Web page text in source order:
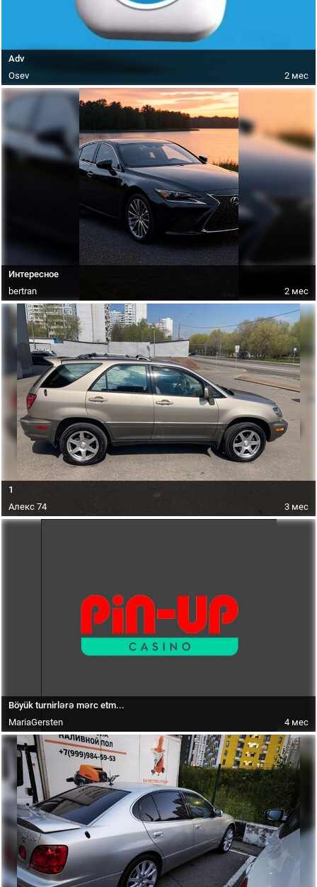
Adv
2 мес
Osev
Интересное
2 мес
bertran
1
3 мес
Алекс 74
Böyük turnirlərə mərc etm...
4 мес
MariaGersten